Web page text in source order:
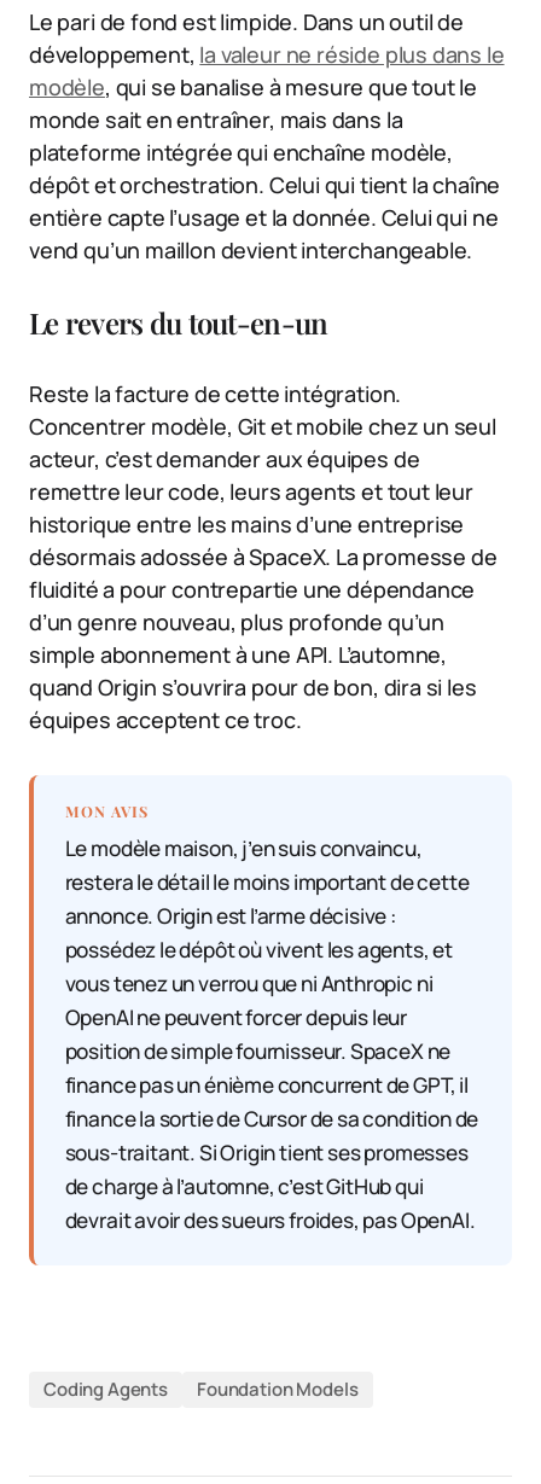
Le pari de fond est limpide. Dans un outil de
développement, la valeur ne réside plus dans le
modèle, qui se banalise à mesure que tout le
monde sait en entraîner, mais dans la
plateforme intégrée qui enchaîne modèle,
dépôt et orchestration. Celui qui tient la chaîne
entière capte l’usage et la donnée. Celui qui ne
vend qu’un maillon devient interchangeable.
Le revers du tout-en-un
Reste la facture de cette intégration.
Concentrer modèle, Git et mobile chez un seul
acteur, c’est demander aux équipes de
remettre leur code, leurs agents et tout leur
historique entre les mains d’une entreprise
désormais adossée à SpaceX. La promesse de
fluidité a pour contrepartie une dépendance
d’un genre nouveau, plus profonde qu’un
simple abonnement à une API. L’automne,
quand Origin s’ouvrira pour de bon, dira si les
équipes acceptent ce troc.
MON AVIS
Le modèle maison, j’en suis convaincu,
restera le détail le moins important de cette
annonce. Origin est l’arme décisive :
possédez le dépôt où vivent les agents, et
vous tenez un verrou que ni Anthropic ni
OpenAI ne peuvent forcer depuis leur
position de simple fournisseur. SpaceX ne
finance pas un énième concurrent de GPT, il
finance la sortie de Cursor de sa condition de
sous-traitant. Si Origin tient ses promesses
de charge à l’automne, c’est GitHub qui
devrait avoir des sueurs froides, pas OpenAI.
Coding Agents Foundation Models